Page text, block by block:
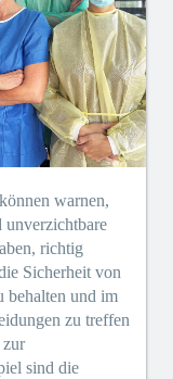
warnen,
unverzichtbare
richtig
Sicherheit von
behalten und im
zu treffen
zur
sind die